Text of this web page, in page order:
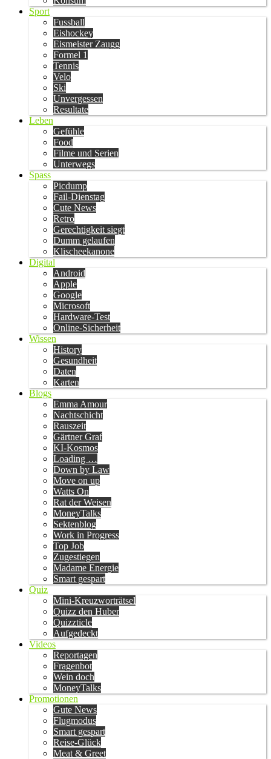
Sport
Fussball
Eishockey
Eismeister Zaugg
Formel 1
Tennis
Velo
Ski
Unvergessen
Resultate
Leben
Gefühle
Food
Filme und Serien
Unterwegs
Spass
Picdump
Fail-Dienstag
Cute News
Retro
Gerechtigkeit siegt
Dumm gelaufen
Klischeekanone
Digital
Android
Apple
Google
Microsoft
Hardware-Test
Online-Sicherheit
Wissen
History
Gesundheit
Daten
Karten
Blogs
Emma Amour
Nachtschicht
Rauszeit
Gärtner Graf
KI-Kosmos
Loading …
Down by Law
Move on up
Watts On
Rat der Weisen
MoneyTalks
Sektenblog
Work in Progress
Top Job
Zugestiegen
Madame Energie
Smart gespart
Quiz
Mini-Kreuzworträtsel
Quizz den Huber
Quizzticle
Aufgedeckt
Videos
Reportagen
Fragenbot
Wein doch
MoneyTalks
Promotionen
Gute News
Flugmodus
Smart gespart
Reise-Glück
Meat & Greet